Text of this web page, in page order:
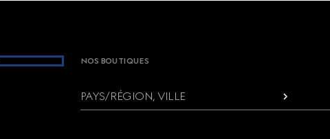
NOS BOUTIQUES
PAYS/RÉGION, VILLE